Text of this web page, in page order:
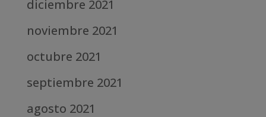
diciembre 2021
noviembre 2021
octubre 2021
septiembre 2021
agosto 2021